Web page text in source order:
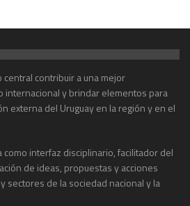
central contribuir a una mejor
internacional y brindar elementos para
externa del Uruguay en la región y en el
como interfaz disciplinario, facilitador del
de ideas, propuestas y acciones
sectores de la sociedad nacional y la